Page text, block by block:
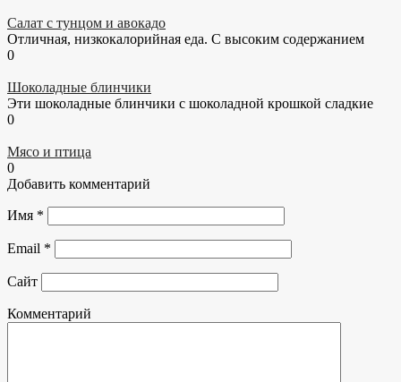
Салат с тунцом и авокадо
Отличная, низкокалорийная еда. С высоким содержанием
0
Шоколадные блинчики
Эти шоколадные блинчики с шоколадной крошкой сладкие
0
Мясо и птица
0
Добавить комментарий
Имя *
Email *
Сайт
Комментарий